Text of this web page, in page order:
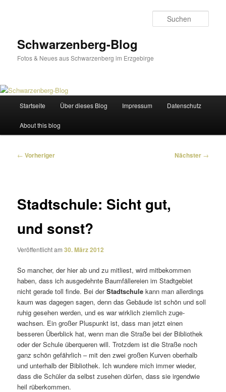
Schwarzenberg-Blog
Fotos & Neues aus Schwarzenberg im Erzgebirge
Startseite Über dieses Blog Impressum Datenschutz
About this blog
Beitragsnavigation
← Vorheriger Nächster →
Stadtschule: Sicht gut,
und sonst?
Veröffentlicht am30. März 2012
So mancher, der hier ab und zu mitliest, wird mitbe­kommen
haben, dass ich ausge­dehnte Baumfällereien im Stadtgebiet
nicht gerade toll finde. Bei derStadtschule kann man aller­dings
kaum was dagegen sagen, denn das Gebäude ist schön und soll
ruhig gesehen werden, und es war wirk­lich ziem­lich zuge­
wachsen. Ein großer Pluspunkt ist, dass man jetzt einen
besseren Überblick hat, wenn man die Straße bei der Bibliothek
oder der Schule über­queren will. Trotzdem ist die Straße noch
ganz schön gefähr­lich – mit den zwei großen Kurven ober­halb
und unter­halb der Bibliothek. Ich wundere mich immer wieder,
dass die Schüler da selbst zusehen dürfen, dass sie irgendwie
heil rüberkommen.